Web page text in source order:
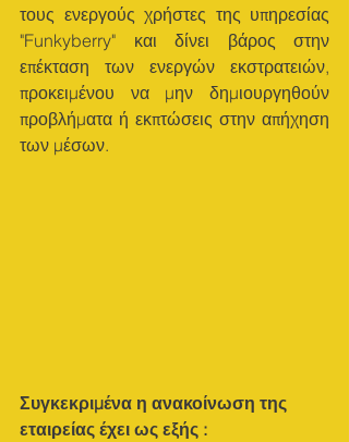
τους ενεργούς χρήστες της υπηρεσίας
"Funkyberry" και δίνει βάρος στην
επέκταση των ενεργών εκστρατειών,
προκειμένου να μην δημιουργηθούν
προβλήματα ή εκπτώσεις στην απήχηση
των μέσων.
Συγκεκριμένα η ανακοίνωση της
εταιρείας έχει ως εξής :